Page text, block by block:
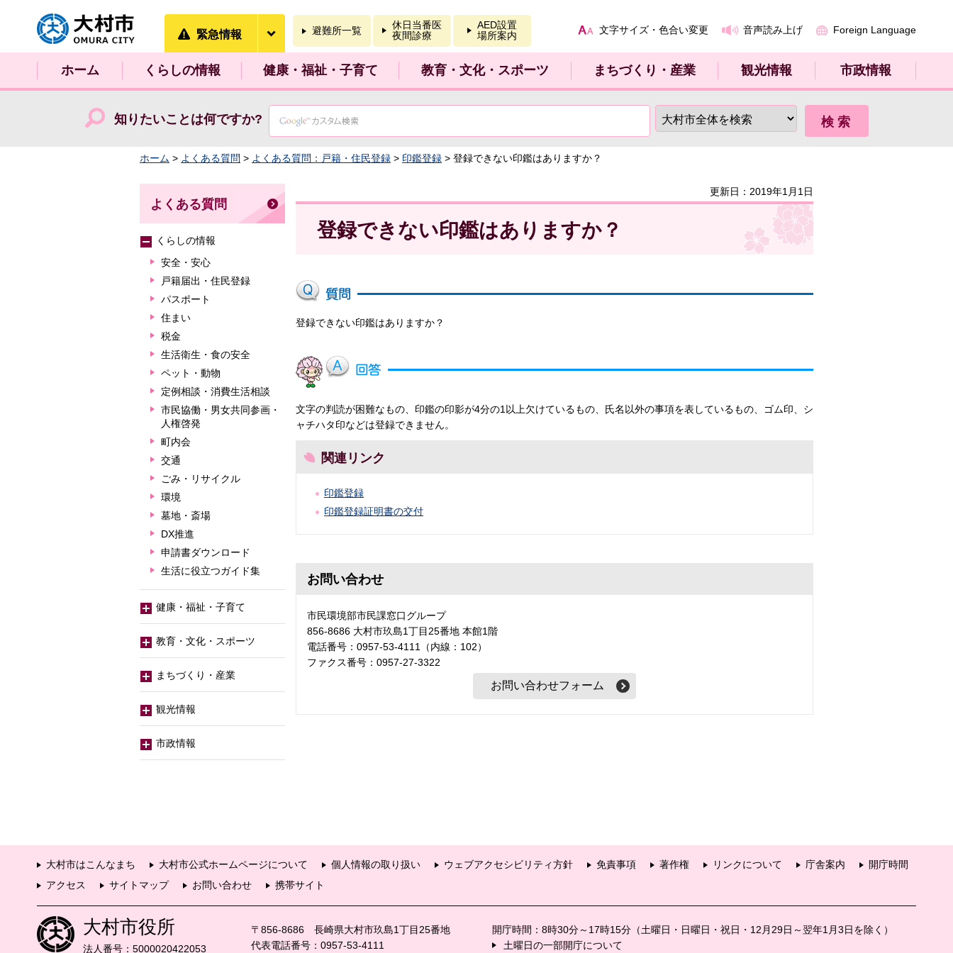
大村市
緊急情報 避難所一覧
休日当番医
夜間診療
AED設置
場所案内
文字サイズ・色合い変更 音声読み上げ Foreign Language
ホーム くらしの情報 健康・福祉・子育て 教育・文化・スポーツ まちづくり・産業 観光情報 市政情報
知りたいことは何ですか?
ホーム > よくある質問 > よくある質問：戸籍・住民登録 > 印鑑登録 > 登録できない印鑑はありますか？
更新日：2019年1月1日
登録できない印鑑はありますか？
登録できない印鑑はありますか？
文字の判読が困難なもの、印鑑の印影が4分の1以上欠けているもの、氏名以外の事項を表しているもの、ゴム印、シ
ャチハタ印などは登録できません。
関連リンク
印鑑登録
印鑑登録証明書の交付
お問い合わせ
市民環境部市民課窓口グループ
856-8686 大村市玖島1丁目25番地 本館1階
電話番号：0957-53-4111（内線：102）
ファクス番号：0957-27-3322
よくある質問
くらしの情報
安全・安心
戸籍届出・住民登録
パスポート
住まい
税金
生活衛生・食の安全
ペット・動物
定例相談・消費生活相談
市民協働・男女共同参画・
人権啓発
町内会
交通
ごみ・リサイクル
環境
墓地・斎場
DX推進
申請書ダウンロード
生活に役立つガイド集
健康・福祉・子育て
教育・文化・スポーツ
まちづくり・産業
観光情報
市政情報
大村市はこんなまち 大村市公式ホームページについて 個人情報の取り扱い ウェブアクセシビリティ方針 免責事項 著作権 リンクについて 庁舎案内
開庁時間
アクセス
サイトマップ お問い合わせ 携帯サイト
大村市役所
法人番号：5000020422053
〒856-8686 長崎県大村市玖島1丁目25番地
代表電話番号：0957-53-4111
開庁時間：8時30分～17時15分（土曜日・日曜日・祝日・12月29日～翌年1月3日を除く）
土曜日の一部開庁について